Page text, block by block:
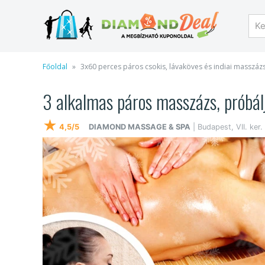
Főoldal 3x60 perces páros csokis, lávaköves és indiai
3 alkalmas páros masszázs,
★ 4,5/5 DIAMOND MASSAGE & SPA | Budapest, VII. ker.